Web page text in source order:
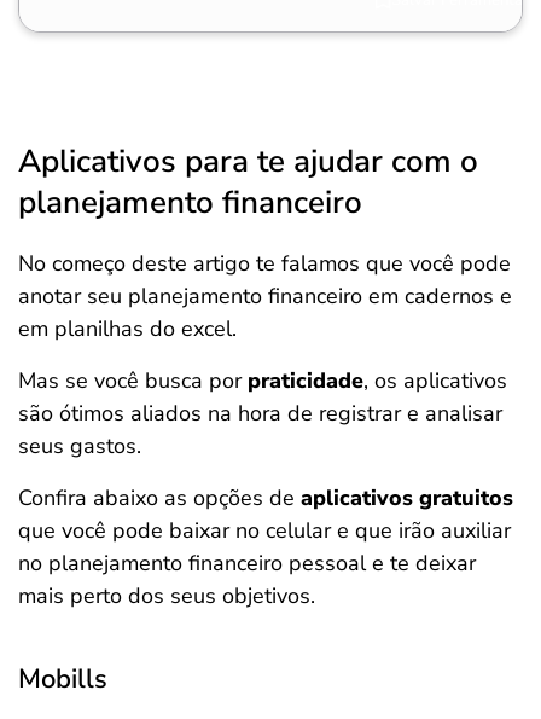
Aplicativos para te ajudar com o
planejamento financeiro
No começo deste artigo te falamos que você pode
anotar seu planejamento financeiro em cadernos e
em planilhas do excel.
Mas se você busca por praticidade, os aplicativos
são ótimos aliados na hora de registrar e analisar
seus gastos.
Confira abaixo as opções de aplicativos gratuitos
que você pode baixar no celular e que irão auxiliar
no planejamento financeiro pessoal e te deixar
mais perto dos seus objetivos.
Mobills